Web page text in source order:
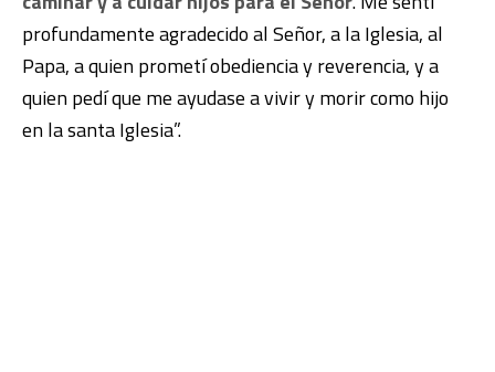
profundamente agradecido al Señor, a la Iglesia, al
Papa, a quien prometí obediencia y reverencia, y a
quien pedí que me ayudase a vivir y morir como hijo
en la santa Iglesia”.